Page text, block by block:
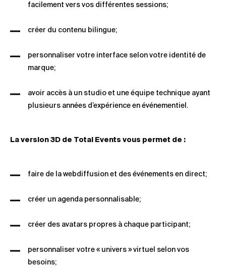
facilement vers vos différentes sessions;
créer du contenu bilingue;
personnaliser votre interface selon votre identité de
marque;
avoir accès à un studio et une équipe technique ayant
plusieurs années d’expérience en événementiel.
La version 3D de Total Events vous permet de :
faire de la webdiffusion et des événements en direct;
créer un agenda personnalisable;
créer des avatars propres à chaque participant;
personnaliser votre « univers » virtuel selon vos
besoins;